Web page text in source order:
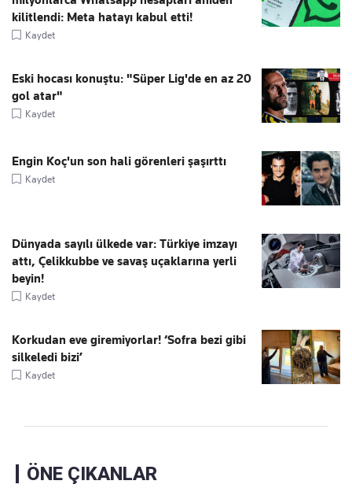
kilitlendi: Meta hatayı kabul etti!
Kaydet
Eski hocası konuştu: "Süper Lig'de en az 20
gol atar"
Kaydet
Engin Koç'un son hali görenleri şaşırttı
Kaydet
Dünyada sayılı ülkede var: Türkiye imzayı
attı, Çelikkubbe ve savaş uçaklarına yerli
beyin!
Kaydet
Korkudan eve giremiyorlar! ‘Sofra bezi gibi
silkeledi bizi’
Kaydet
ÖNE ÇIKANLAR